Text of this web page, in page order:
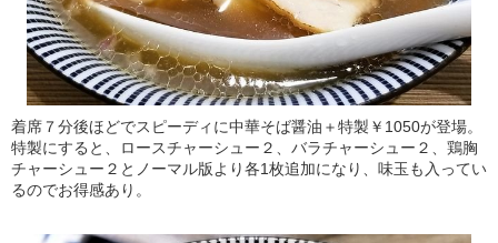
着席７分後ほどでスピーディに中華そば醤油＋特製￥1050が登場。
特製にすると、ロースチャーシュー２、バラチャーシュー２、鶏胸
チャーシュー２とノーマル版より各1枚追加になり、味玉も入ってい
るのでお得感あり。